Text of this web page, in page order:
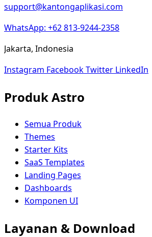
support@kantongaplikasi.com
WhatsApp: +62 813-9244-2358
Jakarta, Indonesia
Instagram FacebookTwitter LinkedIn
Produk Astro
Semua Produk
Themes
Starter Kits
SaaS Templates
Landing Pages
Dashboards
Komponen UI
Layanan & Download